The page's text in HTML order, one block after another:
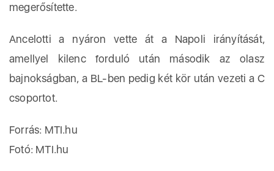
megerősítette.
Ancelotti a nyáron vette át a Napoli irányítását,
amellyel kilenc forduló után második az olasz
bajnokságban, a BL-ben pedig két kör után vezeti a C
csoportot.
Forrás: MTI.hu
Fotó: MTI.hu